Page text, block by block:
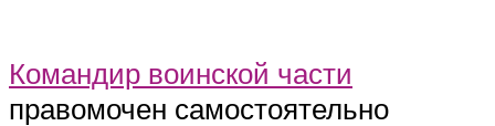
Командир воинской части
правомочен самостоятельно